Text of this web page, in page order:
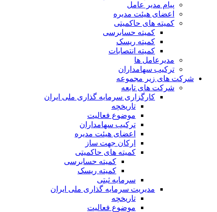
پیام مدیر عامل
اعضای هیئت مدیره
کمیته های حاکمیتی
کمیته حسابرسی
کمیته ریسک
کمیته انتصابات
مدیرعامل ها
ترکیب سهامداران
شرکت های زیر مجموعه
شرکت های تابعه
کارگزاری سرمایه گذاری ملی ایران
تاریخچه
موضوع فعالیت
ترکیب سهامداران
اعضای هیئت مدیره
ارکان جهت ساز
کمیته های حاکمیتی
کمیته حسابرسی
کمیته ریسک
سرمایه ثبتی
مدیریت سرمایه گذاری ملی ایران
تاریخچه
موضوع فعالیت